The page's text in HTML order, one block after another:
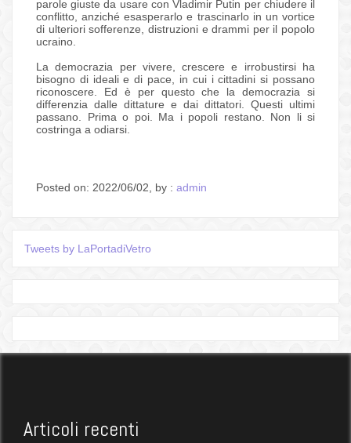
parole giuste da usare con Vladimir Putin per chiudere il
conflitto, anziché esasperarlo e trascinarlo in un vortice
di ulteriori sofferenze, distruzioni e drammi per il popolo
ucraino.
La democrazia per vivere, crescere e irrobustirsi ha
bisogno di ideali e di pace, in cui i cittadini si possano
riconoscere. Ed è per questo che la democrazia si
differenzia dalle dittature e dai dittatori. Questi ultimi
passano. Prima o poi. Ma i popoli restano. Non li si
costringa a odiarsi.
Posted on: 2022/06/02, by : admin
Tweets by LaPortadiVetro
Articoli recenti